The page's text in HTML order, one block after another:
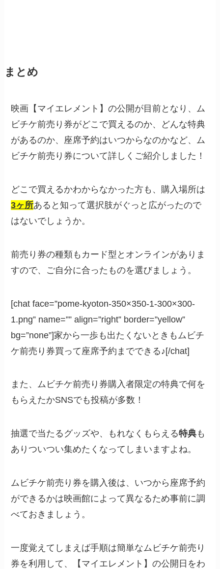
まとめ
映画【マイエレメント】の公開が目前となり、ム
ビチケ前売り券がどこで買えるのか、どんな特典
があるのか、座席予約はいつからなのかなど、ム
ビチケ前売り券について詳しくご紹介しました！
どこで買えるかわからなかった方も、購入場所は
3ヶ所あると知って選択肢がぐっと広がったので
はないでしょうか。
前売り券の種類もカード型とオンラインがありま
すので、ご自分に合ったものを選びましょう。
[chat face=”pome-kyoton-350×350-1-300×300-
1.png” name=”” align=”right” border=”yellow”
bg=”none”]家から一歩も出たくないときもムビチ
ケ前売り券買って座席予約までできる♪[/chat]
また、ムビチケ前売り券購入者限定の特典で何を
もらえたかSNSでも投稿が多数！
抽選で当たるグッズや、もれなくもらえる特典も
ありついつい集めたくなってしまいますよね。
ムビチケ前売り券を購入後は、いつから座席予約
ができるかは映画館によって異なるため事前に調
べておきましょう。
一度覚えてしまえば手順は簡単なムビチケ前売り
券を利用して、【マイエレメント】の公開日をわ